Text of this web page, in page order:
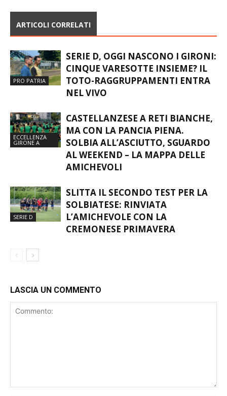
ARTICOLI CORRELATI
PRO PATRIA
SERIE D, OGGI NASCONO I GIRONI:
CINQUE VARESOTTE INSIEME? IL
TOTO-RAGGRUPPAMENTI ENTRA
NEL VIVO
ECCELLENZA
GIRONE A
CASTELLANZESE A RETI BIANCHE,
MA CON LA PANCIA PIENA.
SOLBIA ALL’ASCIUTTO, SGUARDO
AL WEEKEND – LA MAPPA DELLE
AMICHEVOLI
SERIE D
SLITTA IL SECONDO TEST PER LA
SOLBIATESE: RINVIATA
L’AMICHEVOLE CON LA
CREMONESE PRIMAVERA
LASCIA UN COMMENTO